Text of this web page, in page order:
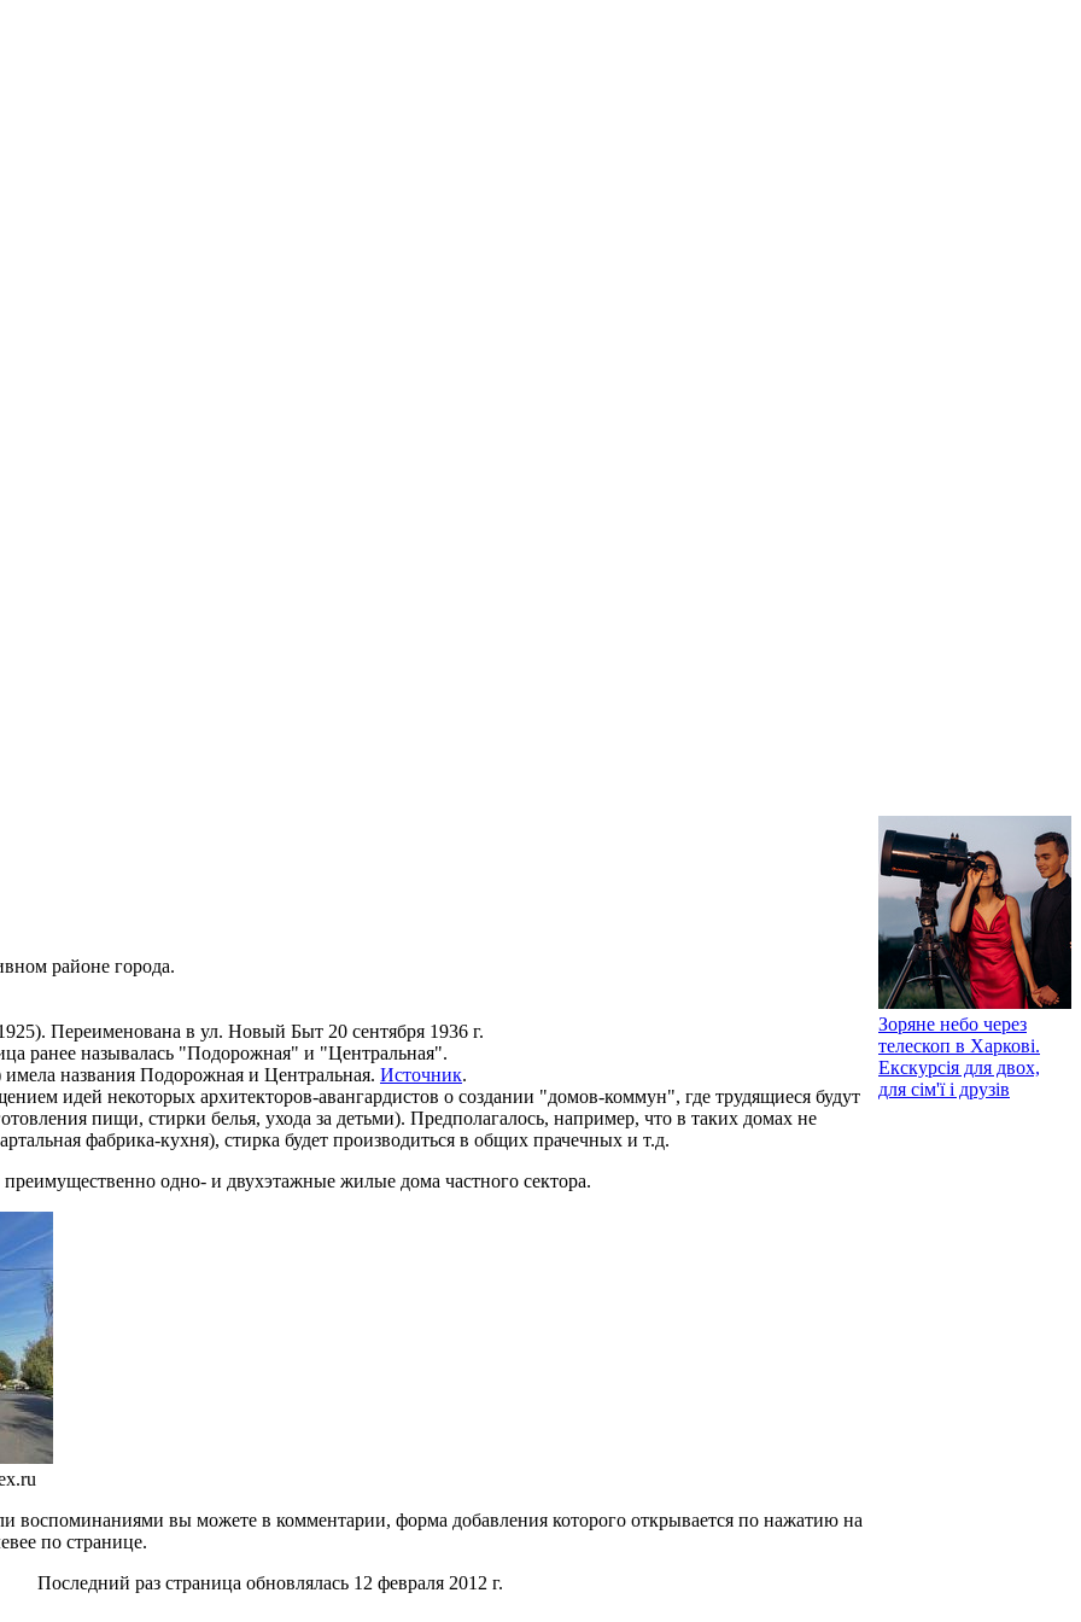
районе города.
Переименована в ул. Новый Быт 20 сентября 1936 г.
ранее называлась "Подорожная" и "Центральная".
названия Подорожная и Центральная. Источник.
идей некоторых архитекторов-авангардистов о создании "домов-коммун", где трудящиеся будут
пищи, стирки белья, ухода за детьми). Предполагалось, например, что в таких домах не
фабрика-кухня), стирка будет производиться в общих прачечных и т.д.
одно- и двухэтажные жилые дома частного сектора.
воспоминаниями вы можете в комментарии, форма добавления которого открывается по нажатию на
по странице.
Последний раз страница обновлялась 12 февраля 2012 г.
Зоряне небо через
телескоп в Харкові.
Екскурсія для двох,
для сім'ї і друзів